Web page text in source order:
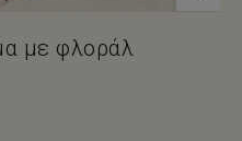
με φλοράλ